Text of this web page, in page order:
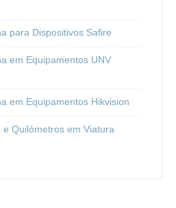
para Dispositivos Safire
em Equipamentos UNV
em Equipamentos Hikvision
Quilómetros em Viatura